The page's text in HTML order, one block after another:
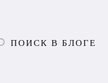
ПОИСК В БЛОГЕ